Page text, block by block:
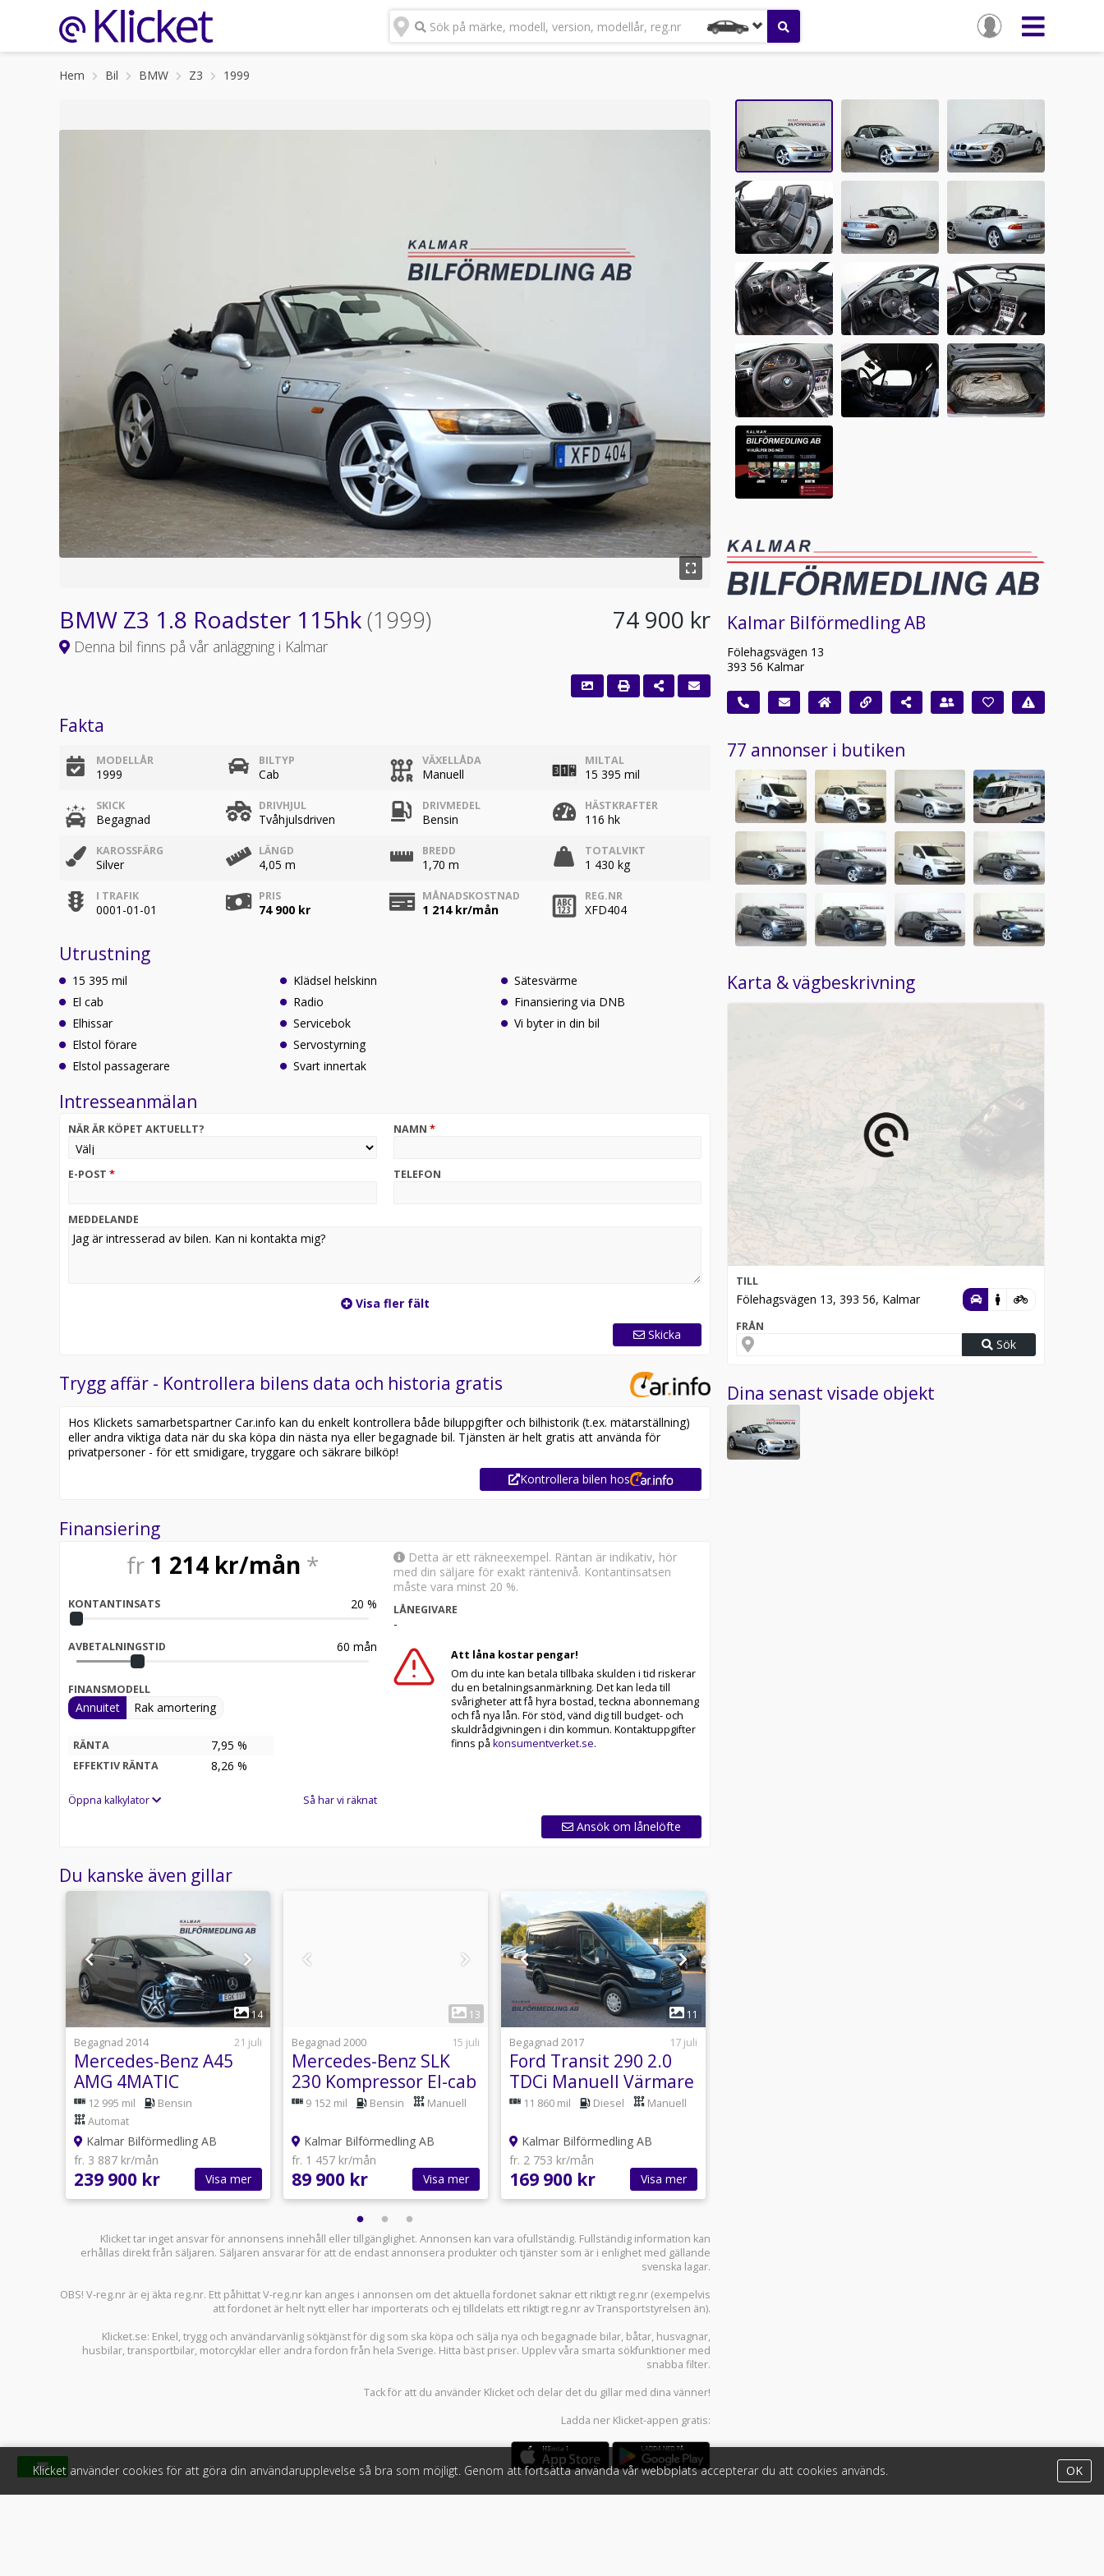
Sök på märke, modell, version, modellår, reg.nr
Hem Bil BMW Z3 1999
BMW Z3 1.8 Roadster 115hk(1999)
Denna bil finns på vår anläggning i Kalmar
74 900 kr
Fakta
MODELLÅR
1999
BILTYP
Cab
VÄXELLÅDA
Manuell
MILTAL
15 395 mil
SKICK
Begagnad
DRIVHJUL
Tvåhjulsdriven
DRIVMEDEL
Bensin
HÄSTKRAFTER
116 hk
KAROSSFÄRG
Silver
LÄNGD
4,05 m
BREDD
1,70 m
TOTALVIKT
1 430 kg
I TRAFIK
0001-01-01
PRIS
74 900 kr
MÅNADSKOSTNAD
1 214kr/mån
REG.NR
XFD404
Utrustning
15 395 mil
El cab
Elhissar
Elstol förare
Elstol passagerare
Klädsel helskinn
Radio
Servicebok
Servostyrning
Svart innertak
Sätesvärme
Finansiering via DNB
Vi byter in din bil
Intresseanmälan
NÄR ÄR KÖPET AKTUELLT? NAMN *
E-POST * TELEFON
MEDDELANDE
Visa fler fält
Skicka
Trygg affär - Kontrollera bilens data och historia gratis
Hos Klickets samarbetspartner Car.info kan du enkelt kontrollera både biluppgifter och bilhistorik (t.ex. mätarställning)
eller andra viktiga data när du ska köpa din nästa nya eller begagnade bil. Tjänsten är helt gratis att använda för
privatpersoner - för ett smidigare, tryggare och säkrare bilköp!
Kontrollera bilen hos
Finansiering
fr 1 214kr/mån *
KONTANTINSATS 20 %
AVBETALNINGSTID 60 mån
FINANSMODELL
Annuitet Rak amortering
RÄNTA 7,95 %
EFFEKTIV RÄNTA 8,26 %
Öppna kalkylator Så har vi räknat
Detta är ett räkneexempel. Räntan är indikativ, hör
med din säljare för exakt räntenivå. Kontantinsatsen
måste vara minst 20 %.
LÅNEGIVARE
-
Att låna kostar pengar!
Om du inte kan betala tillbaka skulden i tid riskerar
du en betalningsanmärkning. Det kan leda till
svårigheter att få hyra bostad, teckna abonnemang
och få nya lån. För stöd, vänd dig till budget- och
skuldrådgivningen i din kommun. Kontaktuppgifter
finns på konsumentverket.se.
Ansök om lånelöfte
Du kanske även gillar
1
14
Begagnad 2014
21 juli
Mercedes-Benz A45
AMG 4MATIC
Panorama Navi 360hk
12 995 mil
Bensin
Automat
Kalmar Bilförmedling AB
fr. 3 887 kr/mån
239 900 kr Visa mer
13
Begagnad 2000
15 juli
Mercedes-Benz SLK
230 Kompressor El-cab
Låga mil 193hk
9 152 mil Bensin Manuell
Kalmar Bilförmedling AB
fr. 1 457 kr/mån
89 900 kr Visa mer
1
11
Begagnad 2017
17 juli
Ford Transit 290 2.0
TDCi Manuell Värmare
130hk
11 860 mil Diesel Manuell
Kalmar Bilförmedling AB
fr. 2 753 kr/mån
169 900 kr Visa mer
Klicket tar inget ansvar för annonsens innehåll eller tillgänglighet. Annonsen kan vara ofullständig. Fullständig information kan
erhållas direkt från säljaren. Säljaren ansvarar för att de endast annonsera produkter och tjänster som är i enlighet med gällande
svenska lagar.
OBS! V-reg.nr är ej äkta reg.nr. Ett påhittat V-reg.nr kan anges i annonsen om det aktuella fordonet saknar ett riktigt reg.nr (exempelvis
att fordonet är helt nytt eller har importerats och ej tilldelats ett riktigt reg.nr av Transportstyrelsen än).
Klicket.se: Enkel, trygg och användarvänlig söktjänst för dig som ska köpa och sälja nya och begagnade bilar, båtar, husvagnar,
husbilar,transportbilar, motorcyklar eller andra fordon från hela Sverige. Hitta bäst priser. Upplev våra smarta sökfunktioner med
snabba filter.
Tack för att du använder Klicket och delar det du gillar med dina vänner!
Ladda ner Klicket-appen gratis:
Kalmar Bilförmedling AB
Fölehagsvägen 13
393 56 Kalmar
77 annonser i butiken
Karta & vägbeskrivning
TILL
Fölehagsvägen 13, 393 56, Kalmar
FRÅN
Sök
Dina senast visade objekt
Klicket använder cookies för att göra din användarupplevelse så bra som möjligt. Genom att fortsätta använda vår webbplats accepterar du att cookies används. OK